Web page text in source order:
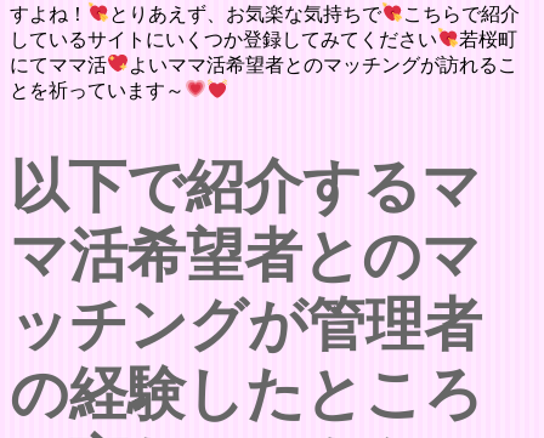
すよね！
とりあえず、お気楽な気持ちで
こちらで紹介
しているサイトにいくつか登録してみてください
若桜町
にてママ活
よいママ活希望者とのマッチングが訪れるこ
とを祈っています～
以下で紹介するマ
マ活希望者とのマ
ッチングが管理者
の経験したところ